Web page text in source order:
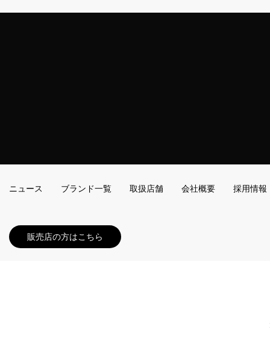
ニュース ブランド一覧 取扱店舗 会社概要 採用情報
販売店の方はこちら